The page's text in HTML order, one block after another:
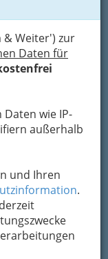
Weiter') zur
Daten für
wie IP-
außerhalb
und Ihren
.